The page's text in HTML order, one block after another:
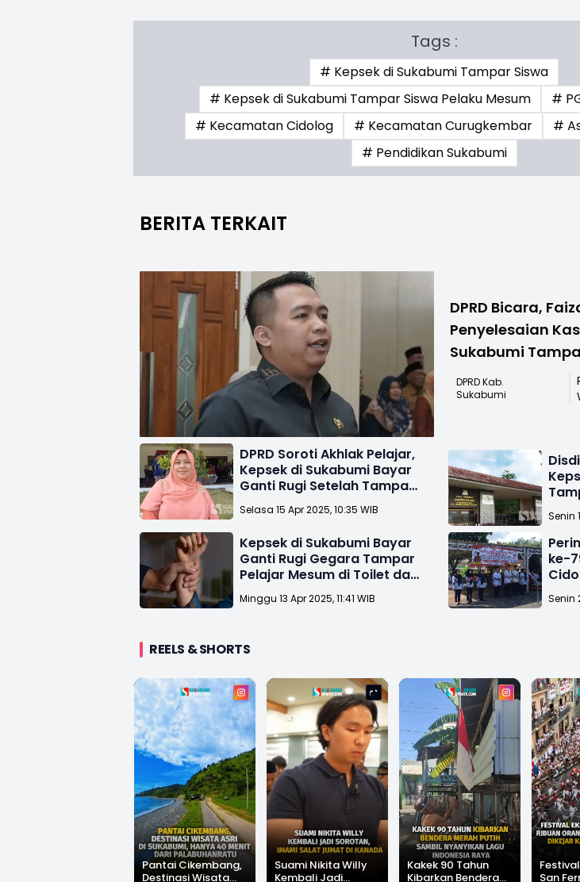
Tags :
# Kepsek di Sukabumi Tampar Siswa
# Kepsek di Sukabumi Tampar Siswa Pelaku Mesum
#
# Kecamatan Cidolog
# Kecamatan Curugkembar
#
# Pendidikan Sukabumi
BERITA TERKAIT
DPRD Bicara,
Penyelesaian
Sukabumi
DPRD Kab.
Sukabumi
DPRD Soroti Akhlak Pelajar,
Kepsek di Sukabumi Bayar
Ganti Rugi Setelah Tampar
Siswa Mesum
Selasa 15 Apr 2025, 10:35 WIB
Rugi
Senin
Kepsek di Sukabumi Bayar
Ganti Rugi Gegara Tampar
Pelajar Mesum di Toilet dan
Mushola SD
Minggu 13 Apr 2025, 11:41 WIB
ke-
Senin
REELS & SHORTS
Pantai Cikembang,
Destinasi Wisata
Suami Nikita Willy
Kembali Jadi
Kakek 90 Tahun
Kibarkan Bendera
San